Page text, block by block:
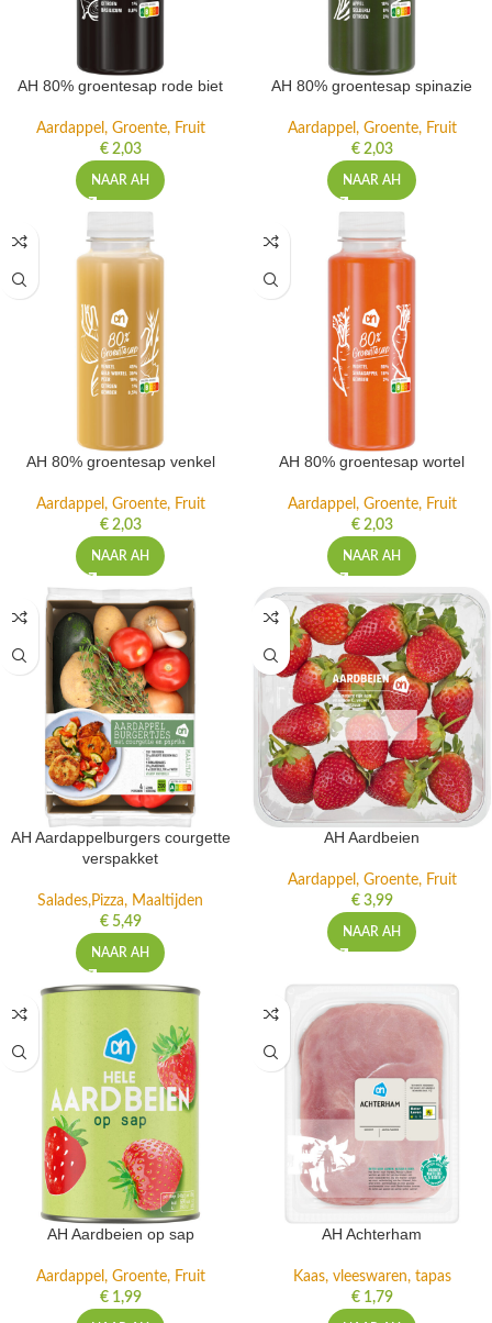
AH 80% groentesap rode biet
Aardappel, Groente, Fruit
€2,03
NAAR AH
AH 80% groentesap spinazie
Aardappel, Groente, Fruit
€2,03
NAAR AH
AH 80% groentesap venkel
Aardappel, Groente, Fruit
€2,03
NAAR AH
AH 80% groentesap wortel
Aardappel, Groente, Fruit
€2,03
NAAR AH
AH Aardappelburgers courgette
verspakket
Salades,Pizza, Maaltijden
€5,49
NAAR AH
AH Aardbeien
Aardappel, Groente, Fruit
€3,99
NAAR AH
AH Aardbeien op sap
Aardappel, Groente, Fruit
€1,99
AH Achterham
Kaas, vleeswaren, tapas
€1,79